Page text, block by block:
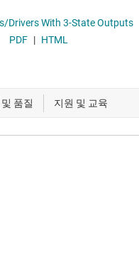
Drivers With 3-State Outputs
PDF | HTML